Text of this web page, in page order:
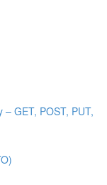
GET, POST, PUT,